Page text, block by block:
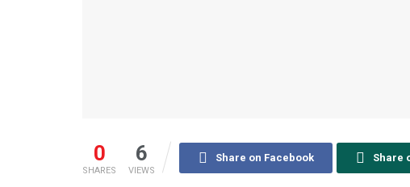
0
SHARES
6
VIEWS
Share on Facebook Share